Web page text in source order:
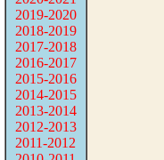
2019-2020
2018-2019
2017-2018
2016-2017
2015-2016
2014-2015
2013-2014
2012-2013
2011-2012